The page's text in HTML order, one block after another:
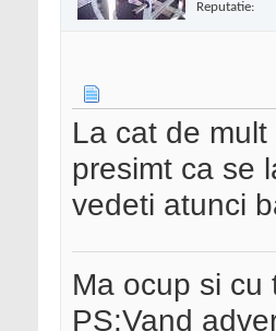
Reputatie:
La cat de
presimt ca se
vedeti atunci
Ma ocup si cu
PS:Vand